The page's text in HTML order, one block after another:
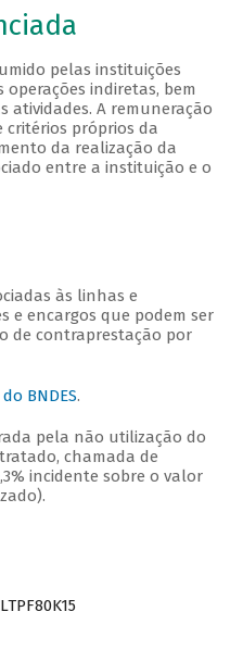
pelas instituições
indiretas, bem
atividades. A remuneração
critérios próprios da
da realização da
entre a instituição e o
às linhas e
e encargos que podem ser
de contraprestação por
BNDES.
pela não utilização do
chamada de
incidente sobre o valor